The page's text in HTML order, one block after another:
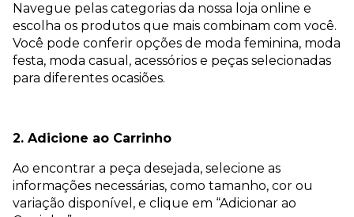
Navegue pelas categorias da nossa loja online e
escolha os produtos que mais combinam com você.
Você pode conferir opções de moda feminina, moda
festa, moda casual, acessórios e peças selecionadas
para diferentes ocasiões.
2. Adicione ao Carrinho
Ao encontrar a peça desejada, selecione as
informações necessárias, como tamanho, cor ou
variação disponível, e clique em “Adicionar ao